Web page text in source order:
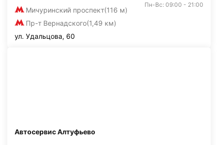
Мичуринский проспект(116 м)
Пр-т Вернадского(1,49 км)
Пн-Вс: 09:00 - 21:00
ул. Удальцова, 60
Автосервис Алтуфьево